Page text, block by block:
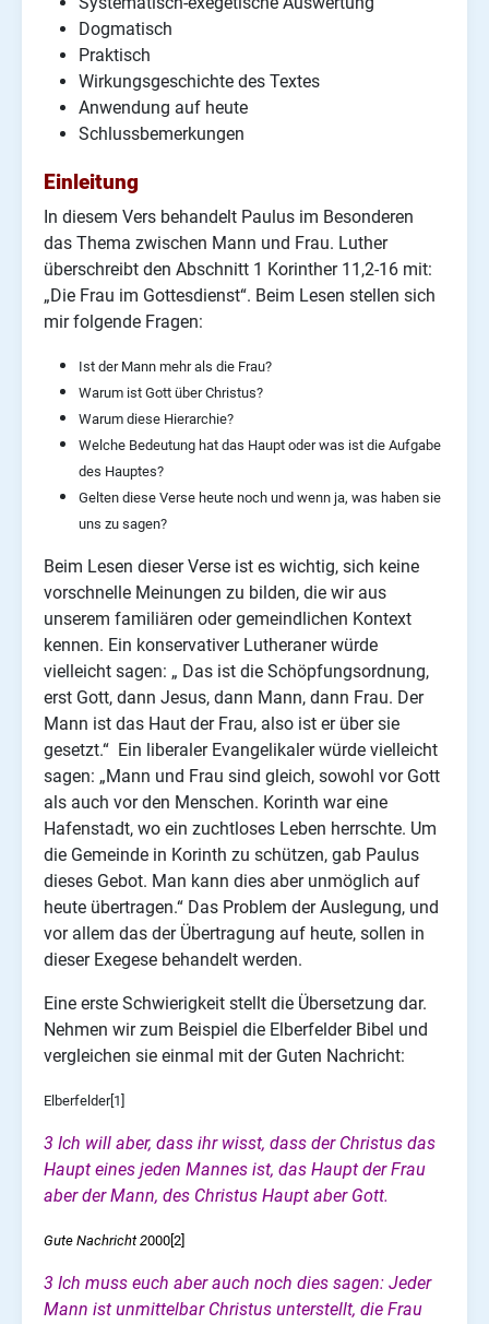
Dogmatisch
Praktisch
Wirkungsgeschichte des Textes
Anwendung auf heute
Schlussbemerkungen
Einleitung
In diesem Vers behandelt Paulus im Besonderen
das Thema zwischen Mann und Frau. Luther
überschreibt den Abschnitt 1 Korinther 11,2-16 mit:
„Die Frau im Gottesdienst“. Beim Lesen stellen sich
mir folgende Fragen:
Ist der Mann mehr als die Frau?
Warum ist Gott über Christus?
Warum diese Hierarchie?
Welche Bedeutung hat das Haupt oder was ist die Aufgabe
des Hauptes?
Gelten diese Verse heute noch und wenn ja, was haben sie
uns zu sagen?
Beim Lesen dieser Verse ist es wichtig, sich keine
vorschnelle Meinungen zu bilden, die wir aus
unserem familiären oder gemeindlichen Kontext
kennen. Ein konservativer Lutheraner würde
vielleicht sagen: „ Das ist die Schöpfungsordnung,
erst Gott, dann Jesus, dann Mann, dann Frau. Der
Mann ist das Haut der Frau, also ist er über sie
gesetzt.“ Ein liberaler Evangelikaler würde vielleicht
sagen: „Mann und Frau sind gleich, sowohl vor Gott
als auch vor den Menschen. Korinth war eine
Hafenstadt, wo ein zuchtloses Leben herrschte. Um
die Gemeinde in Korinth zu schützen, gab Paulus
dieses Gebot. Man kann dies aber unmöglich auf
heute übertragen.“ Das Problem der Auslegung, und
vor allem das der Übertragung auf heute, sollen in
dieser Exegese behandelt werden.
Eine erste Schwierigkeit stellt die Übersetzung dar.
Nehmen wir zum Beispiel die Elberfelder Bibel und
vergleichen sie einmal mit der Guten Nachricht:
Elberfelder[1]
3 Ich will aber, dass ihr wisst, dass der Christus das
Haupt eines jeden Mannes ist, das Haupt der Frau
aber der Mann, des Christus Haupt aber Gott.
Gute Nachricht 2000[2]
3 Ich muss euch aber auch noch dies sagen: Jeder
Mann ist unmittelbar Christus unterstellt, die Frau